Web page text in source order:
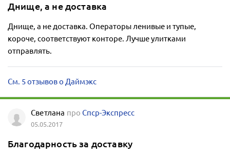
Днище, а не доставка
Днище, а не доставка. Операторы ленивые и тупые,
короче, соответствуют конторе. Лучше улитками
отправлять.
См. 5 отзывов о Даймэкс
Светлана про Спср-Экспресс
05.05.2017
Благодарность за доставку